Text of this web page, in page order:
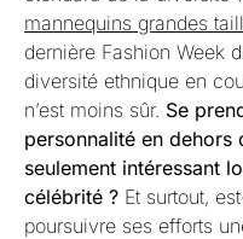
mannequins grandes
dernière Fashion Week
diversité ethnique en
n’est moins sûr. Se
personnalité en dehors
seulement intéressant
célébrité ? Et surtout,
poursuivre ses efforts